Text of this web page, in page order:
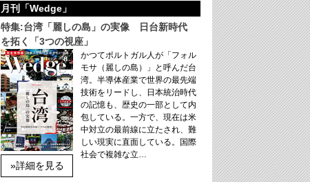
月刊「Wedge」
特集:台湾「麗しの島」の実像 日台新時代
を拓く「3つの視座」
»詳細を見る
かつてポルトガル人が「フォル
モサ（麗しの島）」と呼んだ台
湾。半導体産業で世界の最先端
技術をリードし、日本統治時代
の記憶も、歴史の一部として内
包している。一方で、現在は米
中対立の最前線に立たされ、難
しい現実に直面している。国際
社会で複雑な立…